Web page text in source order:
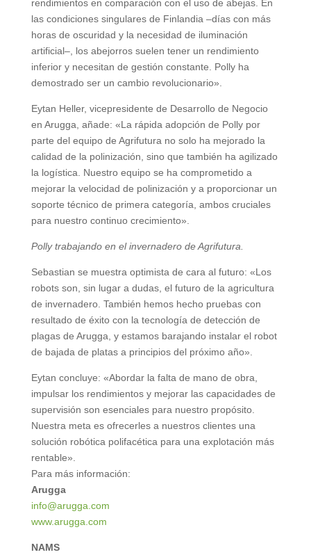
rendimientos en comparación con el uso de abejas. En
las condiciones singulares de Finlandia –días con más
horas de oscuridad y la necesidad de iluminación
artificial–, los abejorros suelen tener un rendimiento
inferior y necesitan de gestión constante. Polly ha
demostrado ser un cambio revolucionario».
Eytan Heller, vicepresidente de Desarrollo de Negocio
en Arugga, añade: «La rápida adopción de Polly por
parte del equipo de Agrifutura no solo ha mejorado la
calidad de la polinización, sino que también ha agilizado
la logística. Nuestro equipo se ha comprometido a
mejorar la velocidad de polinización y a proporcionar un
soporte técnico de primera categoría, ambos cruciales
para nuestro continuo crecimiento».
Polly trabajando en el invernadero de Agrifutura.
Sebastian se muestra optimista de cara al futuro: «Los
robots son, sin lugar a dudas, el futuro de la agricultura
de invernadero. También hemos hecho pruebas con
resultado de éxito con la tecnología de detección de
plagas de Arugga, y estamos barajando instalar el robot
de bajada de platas a principios del próximo año».
Eytan concluye: «Abordar la falta de mano de obra,
impulsar los rendimientos y mejorar las capacidades de
supervisión son esenciales para nuestro propósito.
Nuestra meta es ofrecerles a nuestros clientes una
solución robótica polifacética para una explotación más
rentable».
Para más información:
Arugga
info@arugga.com
www.arugga.com
NAMS